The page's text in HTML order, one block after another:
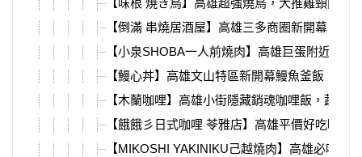
【味根 焼き鳥】高雄超強燒鳥，大推雞頸肉、
【倒滿 串燒居酒屋】高雄三多商圈新開幕，7
【小泉SHOBA一人前燒肉】高雄巨蛋附近，個
【鰻心丼】高雄文山特區新開幕鰻魚釜飯，超
【木蘭咖哩】高雄小街隱藏銷魂咖哩飯，蔬果
【餓餓彡日式咖哩 苓雅店】高雄平價好吃咖哩
【MIKOSHI YAKINIKU己越燒肉】高雄必吃頂